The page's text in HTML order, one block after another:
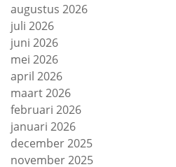
augustus 2026
juli 2026
juni 2026
mei 2026
april 2026
maart 2026
februari 2026
januari 2026
december 2025
november 2025